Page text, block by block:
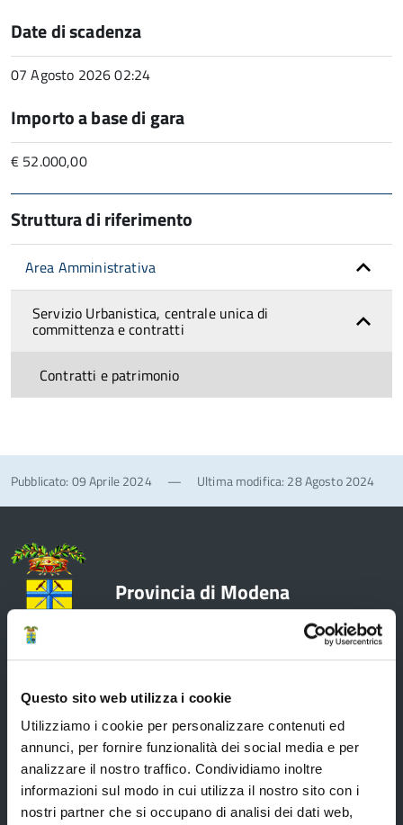
Questo sito web utilizza i cookie
Utilizziamo i cookie per personalizzare contenuti ed
annunci, per fornire funzionalità dei social media e per
analizzare il nostro traffico. Condividiamo inoltre
informazioni sul modo in cui utilizza il nostro sito con i
nostri partner che si occupano di analisi dei dati web,
Date di scadenza
07 Agosto 2026 02:24
Importo a base di gara
€ 52.000,00
Struttura di riferimento
Area Amministrativa
Servizio Urbanistica, centrale unica di
committenza e contratti
Contratti e patrimonio
Pubblicato: 09 Aprile 2024 — Ultima modifica: 28 Agosto 2024
Provincia di Modena
Amministrazione
Organi di governo
Elezioni Provinciali del 29/09/2024